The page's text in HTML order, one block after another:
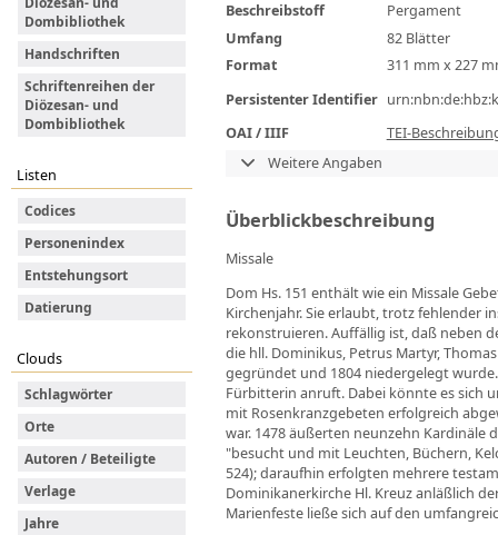
Dombibliothek
Handschriften
Schriftenreihen der
Diözesan- und
Dombibliothek
Listen
Codices
Personenindex
Entstehungsort
Datierung
Clouds
Schlagwörter
Orte
Autoren / Beteiligte
Verlage
Jahre
Beschreibstoff
Pergament
Umfang
82 Blätter
Format
311 mm x 227
Persistenter Identifier
OAI / IIIF
TEI-
Weitere Angaben
Überblickbeschreibung
Missale
Dom Hs. 151 enthält wie ein Missale
Kirchenjahr. Sie erlaubt, trotz fehlender
rekonstruieren. Auffällig ist, daß neben
die hll. Dominikus, Petrus Martyr,
gegründet und 1804 niedergelegt
Fürbitterin anruft. Dabei könnte es sich
mit Rosenkranzgebeten erfolgreich
war. 1478 äußerten neunzehn Kardinäle
"besucht und mit Leuchten, Büchern,
524); daraufhin erfolgten mehrere
Dominikanerkirche Hl. Kreuz anläßlich
Marienfeste ließe sich auf den